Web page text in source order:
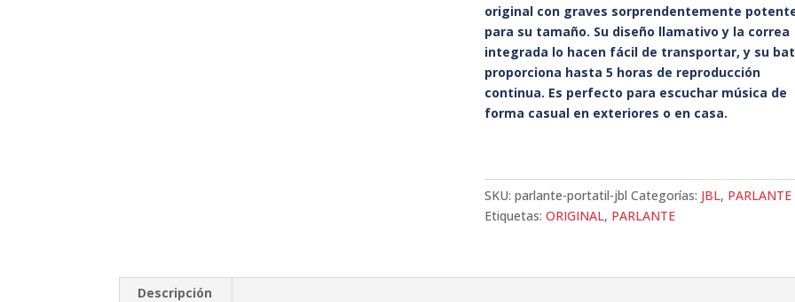
original con graves sorprendentemente
para su tamaño. Su diseño llamativo y la correa
integrada lo hacen fácil de transportar, y su
proporciona hasta 5 horas de reproducción
continua. Es perfecto para escuchar música de
forma casual en exteriores o en casa.
SKU:parlante-portatil-jbl Categorías: JBL, PARLANTE
Etiquetas:ORIGINAL, PARLANTE
Descripción